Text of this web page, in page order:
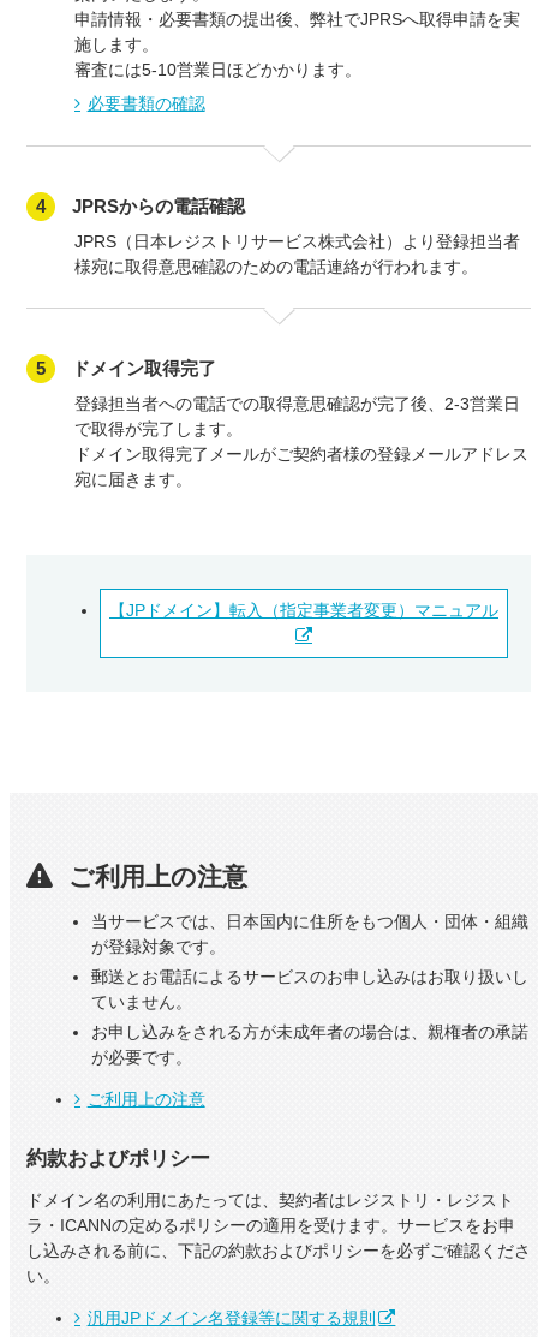
申請情報・必要書類の提出後、弊社でJPRSへ取得申請を実
施します。
審査には5-10営業日ほどかかります。
必要書類の確認
4 JPRSからの電話確認
JPRS（日本レジストリサービス株式会社）より登録担当者
様宛に取得意思確認のための電話連絡が行われます。
5 ドメイン取得完了
登録担当者への電話での取得意思確認が完了後、2-3営業日
で取得が完了します。
ドメイン取得完了メールがご契約者様の登録メールアドレス
宛に届きます。
【JPドメイン】転入（指定事業者変更）マニュアル
ご利用上の注意
当サービスでは、日本国内に住所をもつ個人・団体・組織
が登録対象です。
郵送とお電話によるサービスのお申し込みはお取り扱いし
ていません。
お申し込みをされる方が未成年者の場合は、親権者の承諾
が必要です。
ご利用上の注意
約款およびポリシー
ドメイン名の利用にあたっては、契約者はレジストリ・レジスト
ラ・ICANNの定めるポリシーの適用を受けます。サービスをお申
し込みされる前に、下記の約款およびポリシーを必ずご確認くださ
い。
汎用JPドメイン名登録等に関する規則